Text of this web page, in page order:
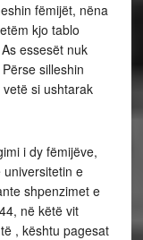
fëmijët, nëna
kjo tablo
essesët nuk
silleshin
si ushtarak
i dy fëmijëve,
e
shpenzimet e
në këtë vit
, kështu pagesat